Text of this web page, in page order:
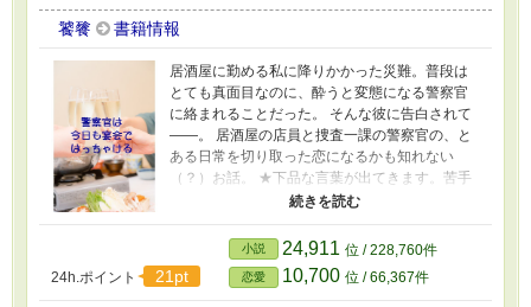
饕餮 書籍情報
居酒屋に勤める私に降りかかった災難。普段は
とても真面目なのに、酔うと変態になる警察官
に絡まれることだった。 そんな彼に告白されて
――。 居酒屋の店員と捜査一課の警察官の、と
ある日常を切り取った恋になるかも知れない
（？）お話。 ★下品な言葉が出てきます。苦手
な方はご注意ください。 ★この物語はフィクシ
ョンです。実在の団体及び登場人物とは一切関
係ありません。
24h.ポイント 21pt
小説 24,911 位 / 228,760件
恋愛 10,700 位 / 66,367件